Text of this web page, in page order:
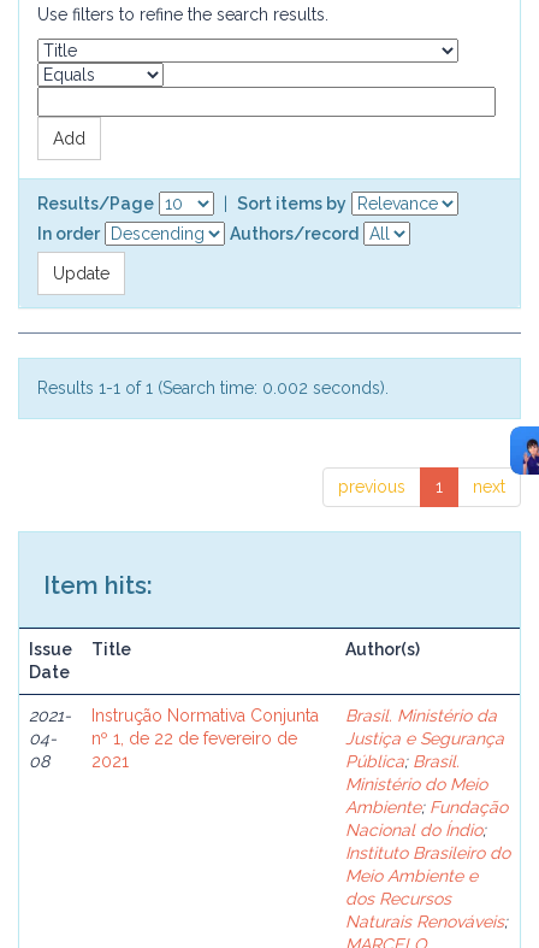
Use filters to refine the search results.
Results/Page
Sort items by
In order
Authors/record
Results 1-1 of 1 (Search time: 0.002 seconds).
previous 1 next
Item hits:
Issue
Date
Title Author(s)
2021-
04-
08
Instrução Normativa Conjunta
nº 1, de 22 de fevereiro de
2021
Brasil. Ministério da
Justiça e Segurança
Pública; Brasil.
Ministério do Meio
Ambiente; Fundação
Nacional do Índio;
Instituto Brasileiro do
Meio Ambiente e
dos Recursos
Naturais Renováveis;